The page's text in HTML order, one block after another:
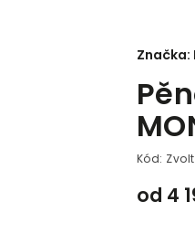
Kód:
od 4
Značka: